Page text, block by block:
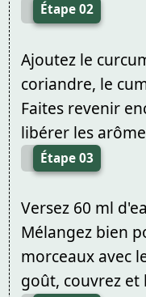
Étape 02
Ajoutez le
coriandre, le
Faites revenir
libérer les
Étape 03
Versez 60 ml
Mélangez bien
morceaux avec
goût, couvrez et